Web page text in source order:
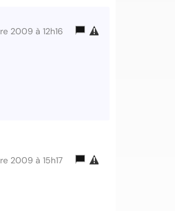
2009 à 12h16
2009 à 15h17